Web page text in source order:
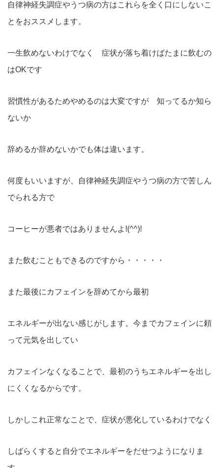
自律神経失調症やうつ病の方はこれらを全く口にしないこ
とをおススメします。
一生飲めないわけでなく 症状が落ち着けばたまに飲むの
はOKです
習慣性があるためやめるのは大変ですが 知ってるか知ら
ないか
辞めるか辞めないかでも体は違います。
何度もいいますが、自律神経失調症やうつ病の方で苦しん
でられる方で
コーヒーが悪者ではありませんよ!(^^)!
また飲むこともできるのですから・・・・・
また最後にカフェインを辞めてから最初
エネルギーが出ない感じがします。今までカフェインに頼
って元気を出してい
カフェインなくなることで、最初のうちエネルギーを出し
にくくなるからです。
しかしこれ正常なことで、症状が悪化しているわけでなく
しばらくすると自分でエネルギーをだせつようになりま